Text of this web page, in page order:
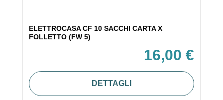
ELETTROCASA CF 10 SACCHI CARTA X
FOLLETTO (FW 5)
16,00 €
DETTAGLI